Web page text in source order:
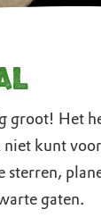
groot! Het
kunt
sterren,
gaten.